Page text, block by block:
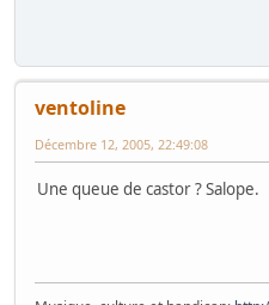
ventoline
Décembre 12, 2005, 22:49:08
Une queue de castor ? Salope.